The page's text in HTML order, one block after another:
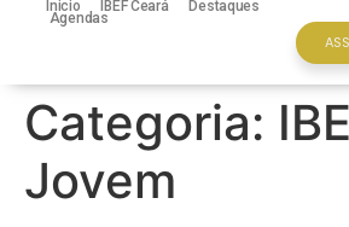
Inicio IBEF Ceará Destaques
Agendas
Categoria:
Jovem